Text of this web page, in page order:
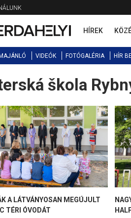
HÍREK
VIDEÓK FOTÓGALÉRIA HÍR
škola
A LÁTVÁNYOSAN MEGÚJULT
TÉRI ÓVODÁT